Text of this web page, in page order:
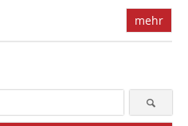
mehr